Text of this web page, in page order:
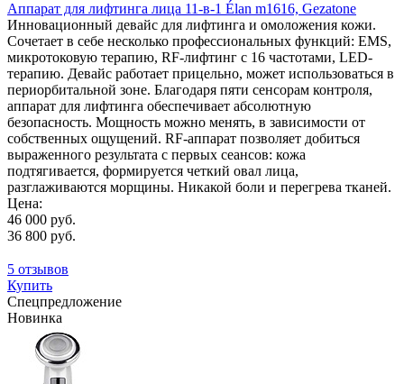
Аппарат для лифтинга лица 11-в-1 Élan m1616, Gezatone
Инновационный девайс для лифтинга и омоложения кожи.
Сочетает в себе несколько профессиональных функций: EMS,
микротоковую терапию, RF-лифтинг с 16 частотами, LED-
терапию. Девайс работает прицельно, может использоваться в
периорбитальной зоне. Благодаря пяти сенсорам контроля,
аппарат для лифтинга обеспечивает абсолютную
безопасность. Мощность можно менять, в зависимости от
собственных ощущений. RF-аппарат позволяет добиться
выраженного результата с первых сеансов: кожа
подтягивается, формируется четкий овал лица,
разглаживаются морщины. Никакой боли и перегрева тканей.
Цена:
46 000 руб.
36 800 руб.
5 отзывов
Купить
Спецпредложение
Новинка